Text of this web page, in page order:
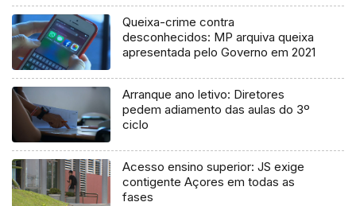
Queixa-crime contra
desconhecidos: MP arquiva queixa
apresentada pelo Governo em 2021
Arranque ano letivo: Diretores
pedem adiamento das aulas do 3º
ciclo
Acesso ensino superior: JS exige
contigente Açores em todas as
fases